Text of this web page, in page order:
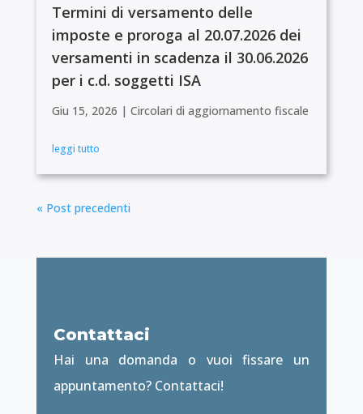
Termini di versamento delle
imposte e proroga al 20.07.2026 dei
versamenti in scadenza il 30.06.2026
per i c.d. soggetti ISA
Giu 15, 2026 | Circolari di aggiornamento fiscale
leggi tutto
« Post precedenti
Contattaci
Hai una domanda o vuoi fissare un
appuntamento? Contattaci!